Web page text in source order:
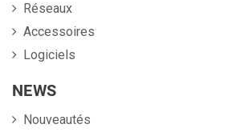
Réseaux
Accessoires
Logiciels
NEWS
Nouveautés